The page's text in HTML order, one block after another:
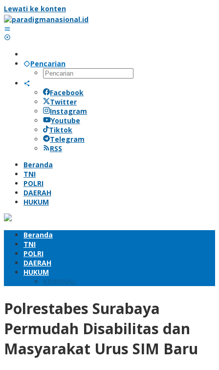
Lewati ke konten
Pencarian
Facebook
Twitter
Instagram
Youtube
Tiktok
Telegram
RSS
Beranda
TNI
POLRI
DAERAH
HUKUM
Beranda
TNI
POLRI
DAERAH
HUKUM
KRIMINAL
Polrestabes Surabaya
Permudah Disabilitas dan
Masyarakat Urus SIM Baru